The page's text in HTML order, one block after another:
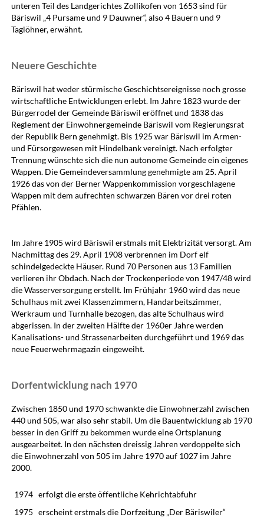
unteren Teil des Landgerichtes Zollikofen von 1653 sind für
Bäriswil „4 Pursame und 9 Dauwner“, also 4 Bauern und 9
Taglöhner, erwähnt.
Neuere Geschichte
Bäriswil hat weder stürmische Geschichtsereignisse noch grosse
wirtschaftliche Entwicklungen erlebt. Im Jahre 1823 wurde der
Bürgerrodel der Gemeinde Bäriswil eröffnet und 1838 das
Reglement der Einwohnergemeinde Bäriswil vom Regierungsrat
der Republik Bern genehmigt. Bis 1925 war Bäriswil im Armen-
und Fürsorgewesen mit Hindelbank vereinigt. Nach erfolgter
Trennung wünschte sich die nun autonome Gemeinde ein eigenes
Wappen. Die Gemeindeversammlung genehmigte am 25. April
1926 das von der Berner Wappenkommission vorgeschlagene
Wappen mit dem aufrechten schwarzen Bären vor drei roten
Pfählen.
Im Jahre 1905 wird Bäriswil erstmals mit Elektrizität versorgt. Am
Nachmittag des 29. April 1908 verbrennen im Dorf elf
schindelgedeckte Häuser. Rund 70 Personen aus 13 Familien
verlieren ihr Obdach. Nach der Trockenperiode von 1947/48 wird
die Wasserversorgung erstellt. Im Frühjahr 1960 wird das neue
Schulhaus mit zwei Klassenzimmern, Handarbeitszimmer,
Werkraum und Turnhalle bezogen, das alte Schulhaus wird
abgerissen. In der zweiten Hälfte der 1960er Jahre werden
Kanalisations- und Strassenarbeiten durchgeführt und 1969 das
neue Feuerwehrmagazin eingeweiht.
Dorfentwicklung nach 1970
Zwischen 1850 und 1970 schwankte die Einwohnerzahl zwischen
440 und 505, war also sehr stabil. Um die Bauentwicklung ab 1970
besser in den Griff zu bekommen wurde eine Ortsplanung
ausgearbeitet. In den nächsten dreissig Jahren verdoppelte sich
die Einwohnerzahl von 505 im Jahre 1970 auf 1027 im Jahre
2000.
1974 erfolgt die erste öffentliche Kehrichtabfuhr
1975
erscheint erstmals die Dorfzeitung „Der Bäriswiler“